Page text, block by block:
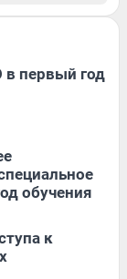
в первый год
обучения
к